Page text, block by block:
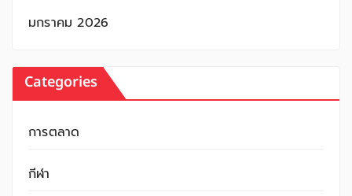
มกราคม 2026
Categories
การตลาด
กีฬา